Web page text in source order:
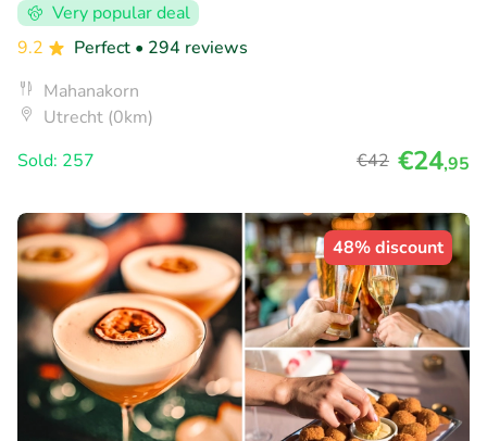
Very popular deal
9.2
Perfect • 294 reviews
Mahanakorn
Utrecht (0km)
Sold: 257
€42 €24,95
48% discount